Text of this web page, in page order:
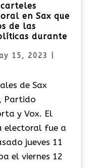
en Sax que
de las
durante
15, 2023
de Sax
Partido
y Vox. El
electoral fue a
jueves 11
el viernes 12